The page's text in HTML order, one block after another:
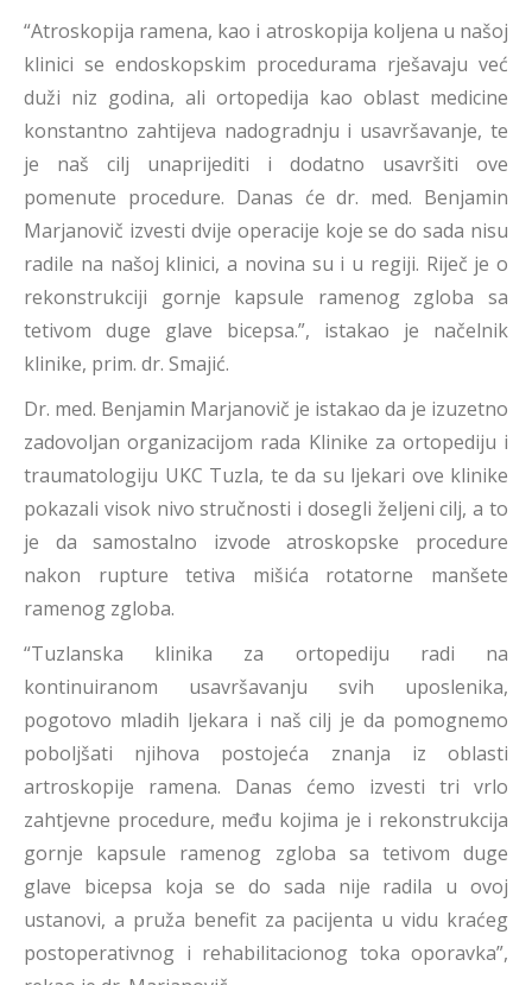
“Atroskopija ramena, kao i atroskopija koljena u našoj
klinici se endoskopskim procedurama rješavaju već
duži niz godina, ali ortopedija kao oblast medicine
konstantno zahtijeva nadogradnju i usavršavanje, te
je naš cilj unaprijediti i dodatno usavršiti ove
pomenute procedure. Danas će dr. med. Benjamin
Marjanovič izvesti dvije operacije koje se do sada nisu
radile na našoj klinici, a novina su i u regiji. Riječ je o
rekonstrukciji gornje kapsule ramenog zgloba sa
tetivom duge glave bicepsa.”, istakao je načelnik
klinike, prim. dr. Smajić.
Dr. med. Benjamin Marjanovič je istakao da je izuzetno
zadovoljan organizacijom rada Klinike za ortopediju i
traumatologiju UKC Tuzla, te da su ljekari ove klinike
pokazali visok nivo stručnosti i dosegli željeni cilj, a to
je da samostalno izvode atroskopske procedure
nakon rupture tetiva mišića rotatorne manšete
ramenog zgloba.
“Tuzlanska klinika za ortopediju radi na
kontinuiranom usavršavanju svih uposlenika,
pogotovo mladih ljekara i naš cilj je da pomognemo
poboljšati njihova postojeća znanja iz oblasti
artroskopije ramena. Danas ćemo izvesti tri vrlo
zahtjevne procedure, među kojima je i rekonstrukcija
gornje kapsule ramenog zgloba sa tetivom duge
glave bicepsa koja se do sada nije radila u ovoj
ustanovi, a pruža benefit za pacijenta u vidu kraćeg
postoperativnog i rehabilitacionog toka oporavka”,